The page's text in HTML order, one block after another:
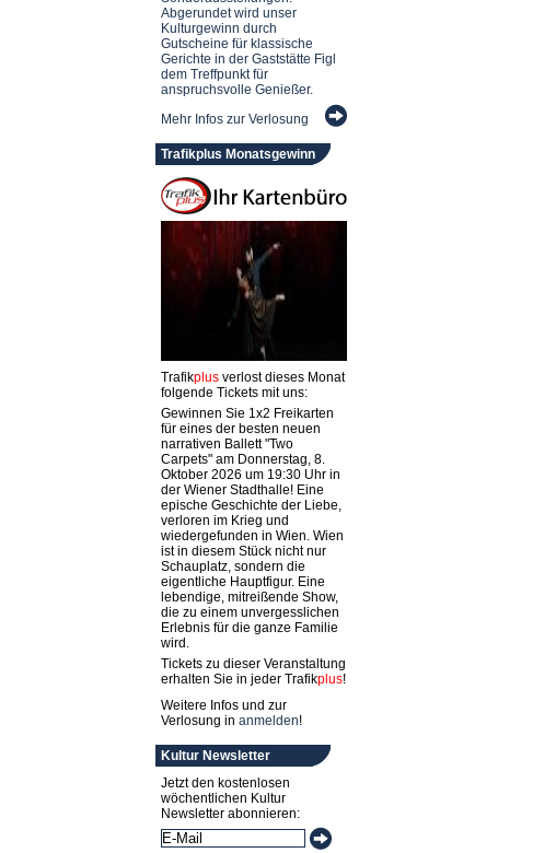
Abgerundet wird unser
Kulturgewinn durch
Gutscheine für klassische
Gerichte in der Gaststätte Figl
dem Treffpunkt für
anspruchsvolle Genießer.
Mehr Infos zur Verlosung
Trafikplus Monatsgewinn
Trafikplusverlost dieses Monat
folgende Tickets mit uns:
Gewinnen Sie 1x2 Freikarten
für eines der besten neuen
narrativen Ballett "Two
Carpets" am Donnerstag, 8.
Oktober 2026 um 19:30 Uhr in
der Wiener Stadthalle! Eine
epische Geschichte der Liebe,
verloren im Krieg und
wiedergefunden in Wien. Wien
ist in diesem Stück nicht nur
Schauplatz, sondern die
eigentliche Hauptfigur. Eine
lebendige, mitreißende Show,
die zu einem unvergesslichen
Erlebnis für die ganze Familie
wird.
Tickets zu dieser Veranstaltung
erhalten Sie in jeder Trafikplus!
Weitere Infos und zur
Verlosung in anmelden!
Kultur Newsletter
Jetzt den kostenlosen
wöchentlichen Kultur
Newsletter abonnieren: